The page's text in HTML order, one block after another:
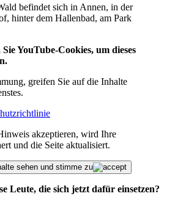
befindet sich in Annen, in der
hinter dem Hallenbad, am Park
YouTube-Cookies, um dieses
greifen Sie auf die Inhalte
akzeptieren, wird Ihre
und die Seite aktualisiert.
sehen und stimme zu
Leute, die sich jetzt dafür einsetzen?